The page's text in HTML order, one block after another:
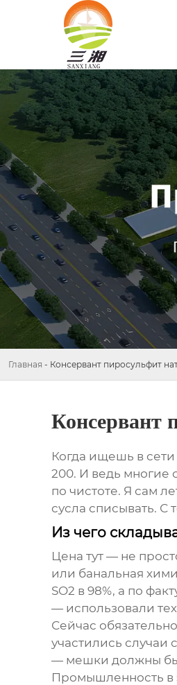
Главная - Консервант пиросульфит
Консервант
Когда ищешь в сети
200. И ведь многие
по чистоте. Я сам
сусла списывать. С
Из чего
Цена тут — не
или банальная
SO2 в 98%, а по
— использовали
Сейчас
участились случаи
— мешки должны
Промышленность в